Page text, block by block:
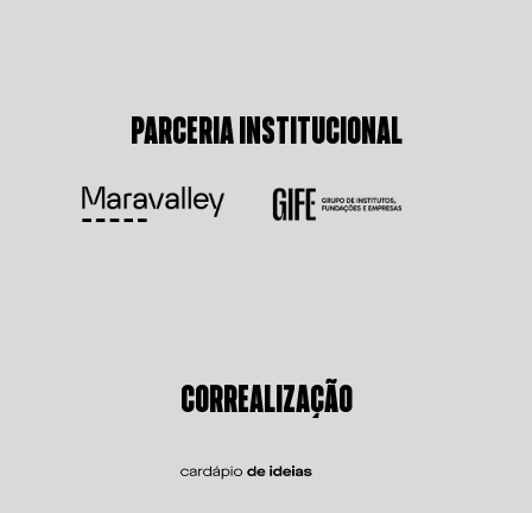
PARCERIA INSTITUCIONAL
CORREALIZAÇÃO